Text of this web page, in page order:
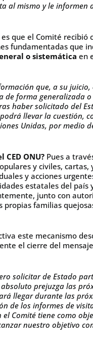
al mismo y le informen
que el Comité recibió
fundamentadas que
o sistemática en
que, a su
forma generalizada
haber solicitado del
llevar la cuestión,
Unidas, por medio
ONU? Pues a
y civiles,
y acciones
estatales del país
junto con
propias familias
este mecanismo
el cierre del
solicitar de Estado
prejuzga las
llegar durante las
de los informes de
Comité tiene como
nuestro objetivo